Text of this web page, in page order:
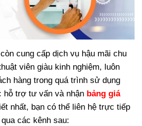
cung cấp dịch vụ hậu mãi chu
viên giàu kinh nghiệm, luôn
hàng trong quá trình sử dụng
hỗ trợ tư vấn và nhận bảng giá
nhất, bạn có thể liên hệ trực tiếp
các kênh sau: